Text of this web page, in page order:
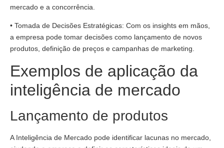
mercado e a concorrência.
• Tomada de Decisões Estratégicas: Com os insights em mãos,
a empresa pode tomar decisões como lançamento de novos
produtos, definição de preços e campanhas de marketing.
Exemplos de aplicação da
inteligência de mercado
Lançamento de produtos
A Inteligência de Mercado pode identificar lacunas no mercado,